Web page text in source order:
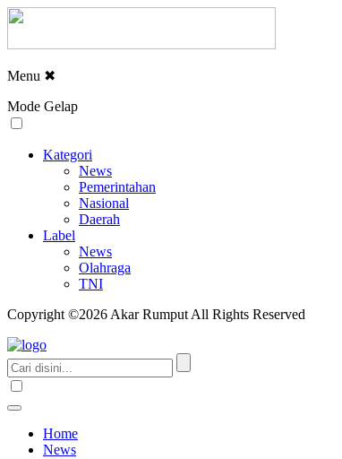
Menu ✖
Mode Gelap
Kategori
News
Pemerintahan
Nasional
Daerah
Label
News
Olahraga
TNI
Copyright ©2026 Akar Rumput All Rights Reserved
Home
News